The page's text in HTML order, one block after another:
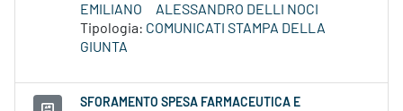
EMILIANO
ALESSANDRO DELLI NOCI
Tipologia: COMUNICATI STAMPA DELLA
GIUNTA
SFORAMENTO SPESA FARMACEUTICA E